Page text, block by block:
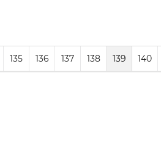
135 136 137 138 139 140